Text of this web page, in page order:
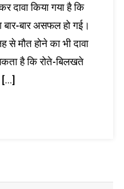
दावा किया गया है कि
बार असफल हो गई।
से मौत होने का भी दावा
है कि रोते-बिलखते
[…]